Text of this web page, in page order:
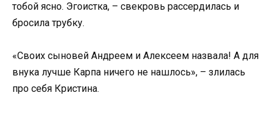
тобой ясно. Эгоистка, – свекровь рассердилась и
бросила трубку.
«Своих сыновей Андреем и Алексеем назвала! А для
внука лучше Карпа ничего не нашлось», – злилась
про себя Кристина.